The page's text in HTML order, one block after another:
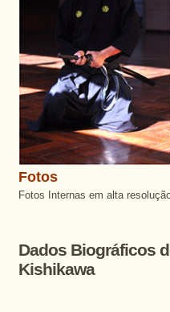
Fotos
Fotos Internas em alta
Dados Biográficos
Kishikawa